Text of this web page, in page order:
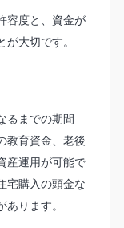
容度と、資金が
大切です。
るまでの期間
教育資金、老後
産運用が可能で
宅購入の頭金な
ります。